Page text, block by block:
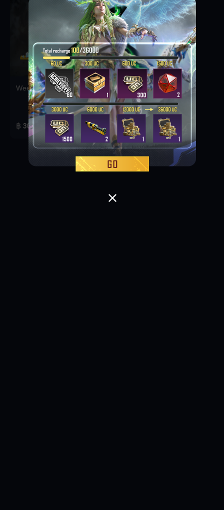
Weekly Deal Pack 1
฿ 30